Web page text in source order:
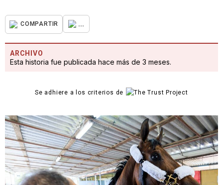
COMPARTIR ...
ARCHIVO
Esta historia fue publicada hace más de 3 meses.
Se adhiere a los criterios de